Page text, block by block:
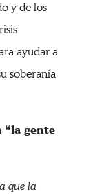
y de los
ayudar a
soberanía
“la gente
que la